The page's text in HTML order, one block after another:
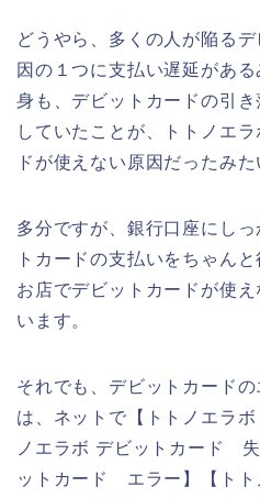
どうやら、多くの人が陥る
因の１つに支払い遅延があ
身も、デビットカードの引
していたことが、トトノエ
ドが使えない原因だったみた
多分ですが、銀行口座にし
トカードの支払いをちゃん
お店でデビットカードが使
います。
それでも、デビットカード
は、ネットで【トトノエラ
ノエラボ デビットカード
ットカード エラー】【トト